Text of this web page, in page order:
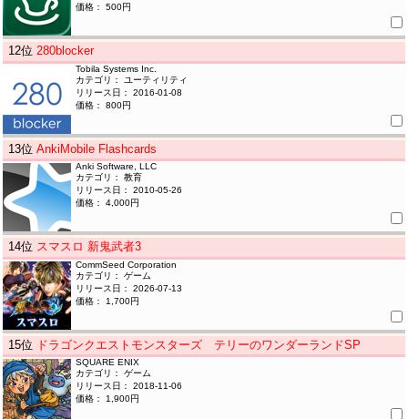
価格： 500円
12位280blocker
Tobila Systems Inc.
カテゴリ： ユーティリティ
リリース日： 2016-01-08
価格： 800円
13位AnkiMobile Flashcards
Anki Software, LLC
カテゴリ： 教育
リリース日： 2010-05-26
価格： 4,000円
14位 スマスロ 新鬼武者3
CommSeed Corporation
カテゴリ： ゲーム
リリース日： 2026-07-13
価格： 1,700円
15位 ドラゴンクエストモンスターズ テリーのワンダーランドSP
SQUARE ENIX
カテゴリ： ゲーム
リリース日： 2018-11-06
価格： 1,900円